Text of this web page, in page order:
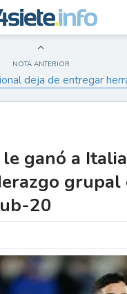
NOTA ANTERIOR
deja de entregar
ganó a
grupal
20